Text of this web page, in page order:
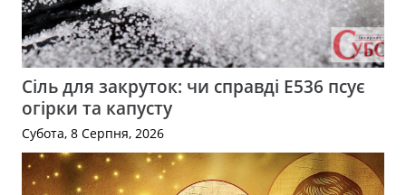
Сіль для закруток: чи справді Е536 псує
огірки та капусту
Субота, 8 Серпня, 2026